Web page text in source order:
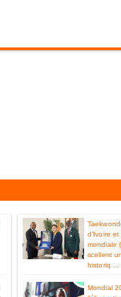
d’Ivoire
mondiale
scellent
historiq ...
Mondial